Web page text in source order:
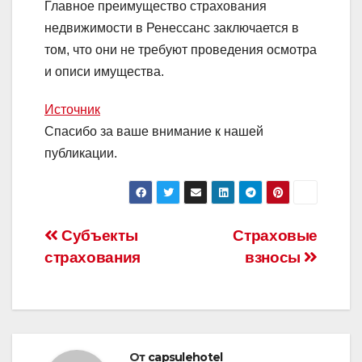
Главное преимущество страхования
недвижимости в Ренессанс заключается в
том, что они не требуют проведения осмотра
и описи имущества.
Источник
Спасибо за ваше внимание к нашей
публикации.
Навигация
по
записям
Страховые
взносы
Субъекты
страхования
От capsulehotel